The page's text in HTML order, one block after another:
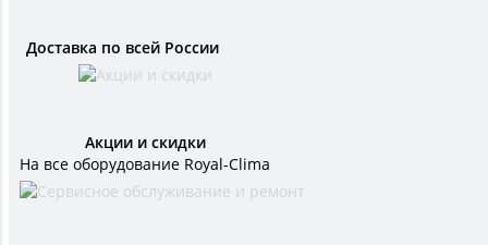
Доставка по всей России
Акции и скидки
На все оборудование Royal-Clima